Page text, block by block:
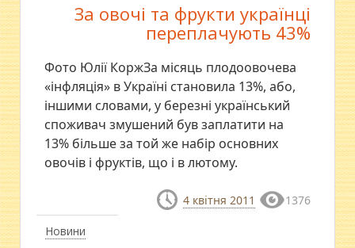
Новини
За овочі та фрукти українці
переплачують 43%
Фото Юлії КоржЗа місяць плодоовочева
«інфляція» в Україні становила 13%, або,
іншими словами, у березні український
споживач змушений був заплатити на
13% більше за той же набір основних
овочів і фруктів, що і в лютому.
4 квітня 2011 1376